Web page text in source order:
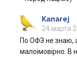
Kanarej
24 марта
По ОФЗ не знаю,
малоімовірно. В